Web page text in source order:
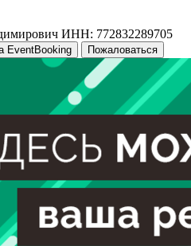
ИНН: 772832289705
EventBooking Пожаловаться